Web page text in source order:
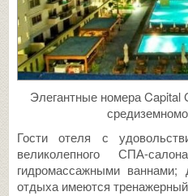
Элегантные номера
Гости отеля с
великолепного СПА-
гидромассажными ваннами;
отдыха имеются